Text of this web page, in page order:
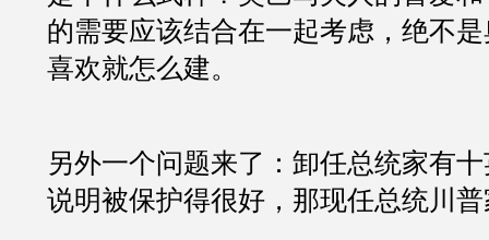
的需要应该结合在一起考虑，绝不
喜欢就怎么建。
另外一个问题来了：卸任总统家有十
说明被保护得很好，那现任总统川